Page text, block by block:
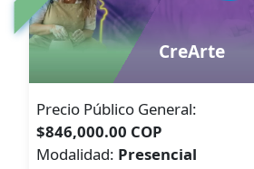
CreArte
Precio Público General:
$846,000.00 COP
Modalidad: Presencial